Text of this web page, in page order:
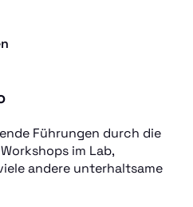
Führungen durch die
im Lab,
andere unterhaltsame